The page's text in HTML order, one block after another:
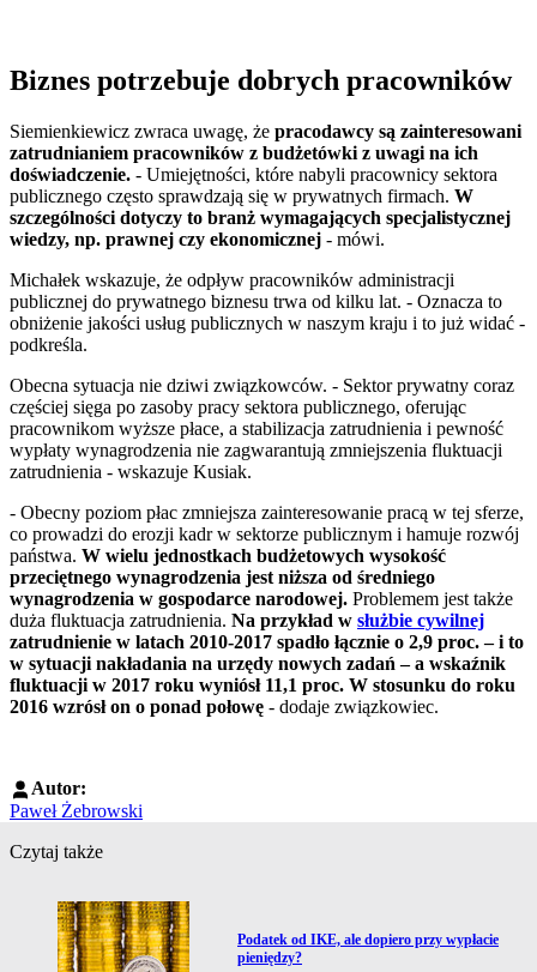
Biznes potrzebuje dobrych pracowników
Siemienkiewicz zwraca uwagę, że pracodawcy są zainteresowani
zatrudnianiem pracowników z budżetówki z uwagi na ich
doświadczenie. - Umiejętności, które nabyli pracownicy sektora
publicznego często sprawdzają się w prywatnych firmach. W
szczególności dotyczy to branż wymagających specjalistycznej
wiedzy, np. prawnej czy ekonomicznej - mówi.
Michałek wskazuje, że odpływ pracowników administracji
publicznej do prywatnego biznesu trwa od kilku lat. - Oznacza to
obniżenie jakości usług publicznych w naszym kraju i to już widać -
podkreśla.
Obecna sytuacja nie dziwi związkowców. - Sektor prywatny coraz
częściej sięga po zasoby pracy sektora publicznego, oferując
pracownikom wyższe płace, a stabilizacja zatrudnienia i pewność
wypłaty wynagrodzenia nie zagwarantują zmniejszenia fluktuacji
zatrudnienia - wskazuje Kusiak.
- Obecny poziom płac zmniejsza zainteresowanie pracą w tej sferze,
co prowadzi do erozji kadr w sektorze publicznym i hamuje rozwój
państwa. W wielu jednostkach budżetowych wysokość
przeciętnego wynagrodzenia jest niższa od średniego
wynagrodzenia w gospodarce narodowej. Problemem jest także
duża fluktuacja zatrudnienia. Na przykład w służbie cywilnej
zatrudnienie w latach 2010-2017 spadło łącznie o 2,9 proc. – i to
w sytuacji nakładania na urzędy nowych zadań – a wskaźnik
fluktuacji w 2017 roku wyniósł 11,1 proc. W stosunku do roku
2016 wzrósł on o ponad połowę - dodaje związkowiec.
Autor:
Paweł Żebrowski
Czytaj także
Przejdź do artykułu:
Podatek od IKE, ale dopiero przy wypłacie
pieniędzy?